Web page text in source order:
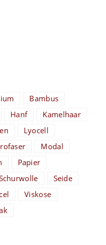
Bambus
Hanf
Kamelhaar
Lyocell
Modal
Papier
Seide
Viskose